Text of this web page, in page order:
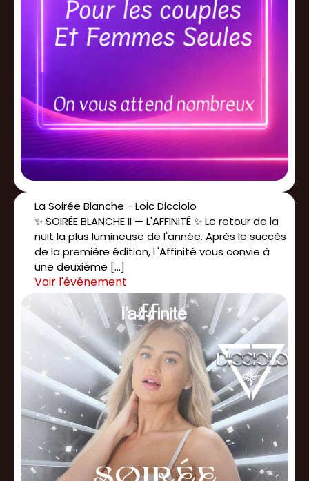
La Soirée Blanche - Loic Dicciolo
✨ SOIRÉE BLANCHE II — L'AFFINITÉ ✨ Le retour de la
nuit la plus lumineuse de l'année. Après le succès
de la première édition, L'Affinité vous convie à
une deuxième […]